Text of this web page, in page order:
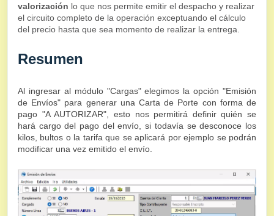
valorización lo que nos permite emitir el despacho y realizar
el circuito completo de la operación exceptuando el cálculo
del precio hasta que sea momento de realizar la entrega.
Resumen
Al ingresar al módulo "Cargas" elegimos la opción "Emisión
de Envíos" para generar una Carta de Porte con forma de
pago "A AUTORIZAR", esto nospermitirá definir quién se
hará cargo del pago del envío, si todavía se desconoce los
kilos, bultos o la tarifa que se aplicará por ejemplo se podrán
modificar una vez emitido el envío.